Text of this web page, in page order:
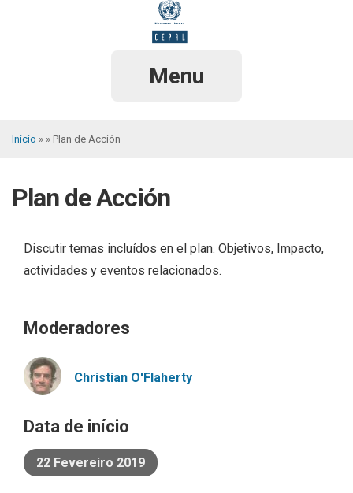
Menu
de
navegação
Início Plan de Acción
Plan de Acción
Discutir temas incluídos en el plan. Objetivos, Impacto,
actividades y eventos relacionados.
Moderadores
Christian O'Flaherty
Data de início
22 Fevereiro 2019